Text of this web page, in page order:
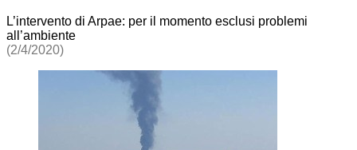
L’intervento di Arpae: per il momento esclusi problemi
all’ambiente
(2/4/2020)